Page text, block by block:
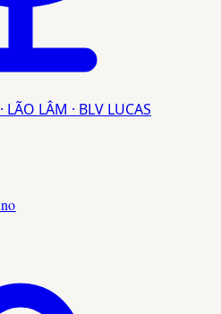
LÂM · BLV LUCAS